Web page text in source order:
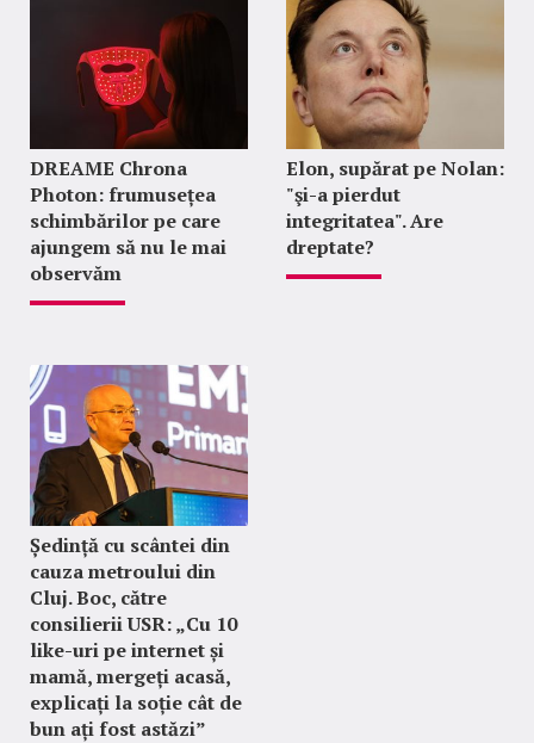
DREAME Chrona
Photon: frumusețea
schimbărilor pe care
ajungem să nu le mai
observăm
Elon, supărat pe Nolan:
"şi-a pierdut
integritatea". Are
dreptate?
Ședință cu scântei din
cauza metroului din
Cluj. Boc, către
consilierii USR: „Cu 10
like-uri pe internet și
mamă, mergeți acasă,
explicați la soție cât de
bun ați fost astăzi”